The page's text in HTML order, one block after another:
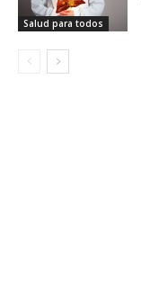
Salud para todos